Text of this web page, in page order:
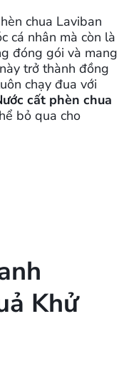
chua Laviban
cá nhân mà còn là
đóng gói và mang
trở thành đồng
chạy đua với
cất phèn chua
bỏ qua cho
Khử